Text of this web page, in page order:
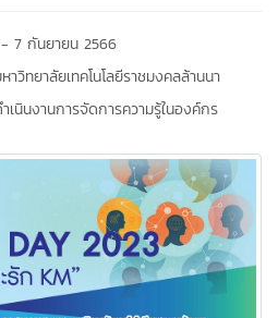
- 7 กันยายน 2566
ทยาลัยเทคโนโลยีราชมงคลล้านนา
นินงานการจัดการความรู้ในองค์กร